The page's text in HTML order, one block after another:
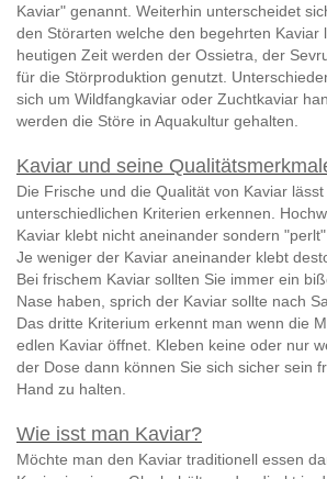
Kaviar" genannt. Weiterhin unterscheidet
den Störarten welche den begehrten Kaviar
heutigen Zeit werden der Ossietra, der
für die Störproduktion genutzt.
sich um Wildfangkaviar oder Zuchtkaviar
werden die Störe in Aquakultur gehalten.
Kaviar und seine
Die Frische und die Qualität von Kaviar
unterschiedlichen Kriterien erkennen.
Kaviar klebt nicht aneinander sondern
Je weniger der Kaviar aneinander klebt
Bei frischem Kaviar sollten Sie immer ein
Nase haben, sprich der Kaviar sollte nach
Das dritte Kriterium erkennt man wenn die
edlen Kaviar öffnet. Kleben keine oder nur
der Dose dann können Sie sich sicher sein
Hand zu halten.
Wie isst man Kaviar?
Möchte man den Kaviar traditionell essen